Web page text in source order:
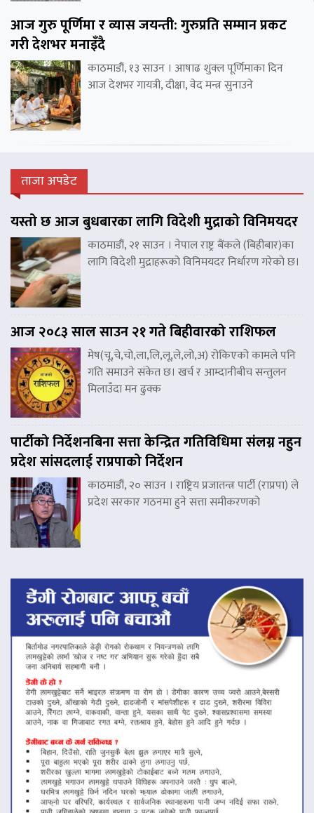
आज गुरु पूर्णिमा र व्यास जयन्ती: गुरुप्रति सम्मान प्रकट
गरी देशभर मनाइँदै
काठमाडौं, १३ साउन । आषाढ शुक्ल पूर्णिमाका दिन
आज देशभर गायत्री, दीक्षा, वेद मन्त्र सुनाउने
ताजा अपडेट
यस्तो छ आज बुधबारका लागि विदेशी मुद्राको विनिमयदर
काठमाडौं, २१ साउन । नेपाल राष्ट्र बैंकले (बिहीबार)का
लागि विदेशी मुद्राहरूको विनिमयदर निर्धारण गरेको छ।
आज २०८३ साल साउन २१ गते बिहीवारको राशिफल
मेष(चू,चे,चो,ला,लि,लू,ले,लो,अ) रोकिएको कामले पनि
गति समाउने संकेत छ। खर्च र आम्दानीबीच सन्तुलन
मिलाउँदा मन ढुक्क
पार्टीको निर्देशनबिना सत्ता केन्द्रित गतिविधिमा संलग्न नहुन
प्रदेश सांसदलाई राप्रपाको निर्देशन
काठमाडौं, २० साउन । राष्ट्रिय प्रजातन्त्र पार्टी (राप्रपा) ले
प्रदेश सरकार गठनमा हुने सत्ता समीकरणको